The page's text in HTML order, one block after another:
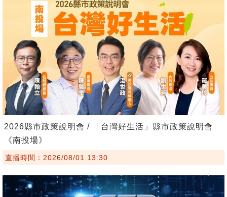
2026縣市政策說明會 / 「台灣好生活」縣市政策說明會
《南投場》
直播時間：2026/08/01 13:30